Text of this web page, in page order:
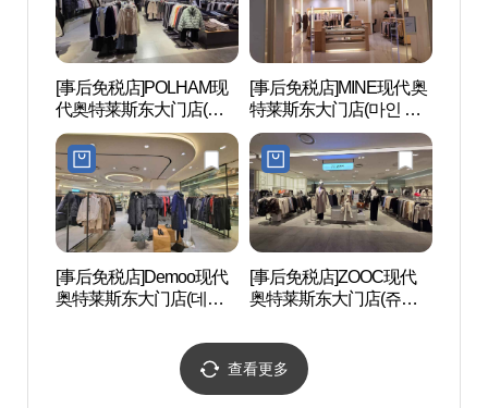
[事后免税店]POLHAM现
代奥特莱斯东大门店(폴
햄 현대아울렛 동대문점)
[事后免税店]MINE现代奥
特莱斯东大门店(마인 현
대아울렛 동대문점)
[事后免税店]Demoo现代
奥特莱斯东大门店(데무
[事后免税店]ZOOC现代
奥特莱斯东大门店(쥬크
查看更多